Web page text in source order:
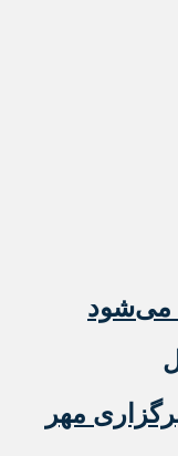
می‌شود
مهر